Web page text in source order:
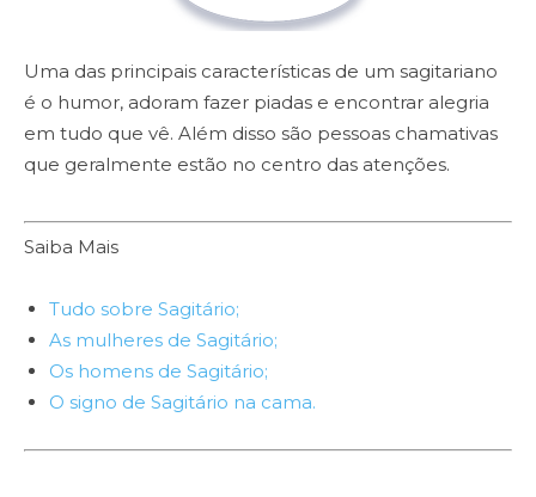
Uma das principais características de um sagitariano
é o humor, adoram fazer piadas e encontrar alegria
em tudo que vê. Além disso são pessoas chamativas
que geralmente estão no centro das atenções.
Anterior
Saiba Mais
Tudo sobre Sagitário;
As mulheres de Sagitário;
Os homens de Sagitário;
O signo de Sagitário na cama.